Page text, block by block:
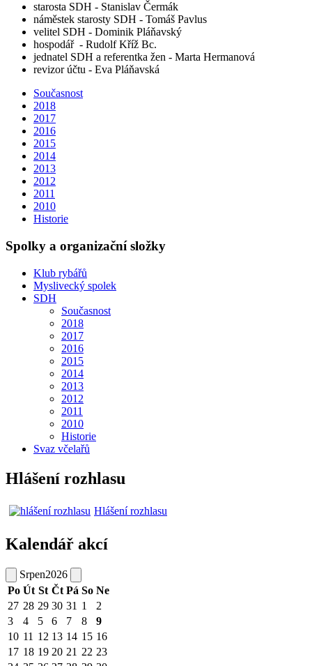
starosta SDH - Stanislav Čermák
náměstek starosty SDH - Tomáš Pavlus
velitel SDH - Dominik Pláňavský
hospodář - Rudolf Kříž Bc.
jednatel SDH a referentka žen - Marta Hermanová
revizor účtu - Eva Pláňavská
Současnost
2018
2017
2016
2015
2014
2013
2012
2011
2010
Historie
Spolky a organizační složky
Klub rybářů
Myslivecký spolek
SDH
Současnost
2018
2017
2016
2015
2014
2013
2012
2011
2010
Historie
Svaz včelařů
Hlášení rozhlasu
Hlášení rozhlasu
Kalendář akcí
Srpen2026
Po Út St Čt Pá So Ne
27 28 29 30 31 1
2
3
4 5 6 7 8
9
10 11 12 13 14 15 16
17 18 19 20 21 22 23